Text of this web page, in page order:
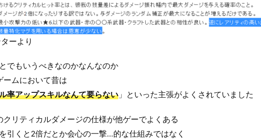
ーより
でもいうべきなのかなんなのか
ームにおいて昔は
率アップスキルなんて要らない 」といった主張がよくされていました
クリティカルダメージの仕様が他ゲーでよくある
引くと2倍だとか会心の一撃…的な仕組みではなく